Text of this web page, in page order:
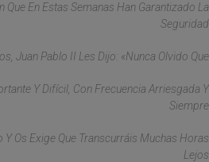
Que En Estas Semanas Han Garantizado La
Seguridad
Juan Pablo II Les Dijo: «Nunca Olvido Que
Y Difícil, Con Frecuencia Arriesgada Y
Siempre
Y Os Exige Que Transcurráis Muchas Horas
Lejos